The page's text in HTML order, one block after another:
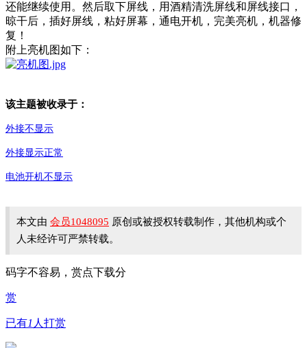
还能继续使用。然后取下屏线，用酒精清洗屏线和屏线接口，
晾干后，插好屏线，粘好屏幕，通电开机，完美亮机，机器修
复！
附上亮机图如下：
该主题被收录于：
外接不显示
外接显示正常
电池开机不显示
本文由 会员1048095 原创或被授权转载制作，其他机构或个
人未经许可严禁转载。
码字不容易，赏点下载分
赏
已有1 人打赏